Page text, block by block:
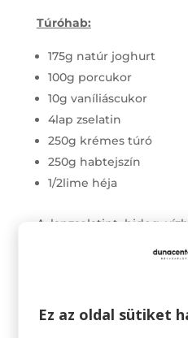
Túróhab:
175g natúr joghurt
100g porcukor
10g vaníliáscukor
4lap zselatin
250g krémes túró
250g habtejszín
1/2lime héja
A lapzselatint hideg
hogy
és eloldjuk a
Ez az oldal sütiket